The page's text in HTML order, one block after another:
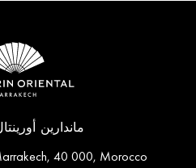
ماندارين
40 000, Morocco